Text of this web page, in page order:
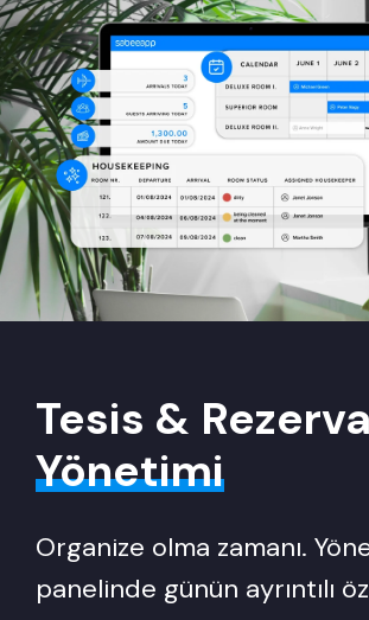
Tesis &
Yönetimi
Organize olma zamanı.
panelinde günün ayrıntılı